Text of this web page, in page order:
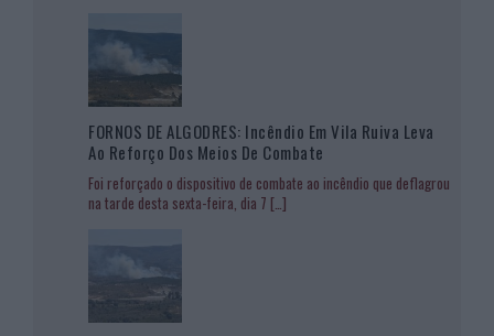
FORNOS DE ALGODRES: Incêndio Em Vila Ruiva Leva
Ao Reforço Dos Meios De Combate
Foi reforçado o dispositivo de combate ao incêndio que deflagrou
na tarde desta sexta-feira, dia 7 […]